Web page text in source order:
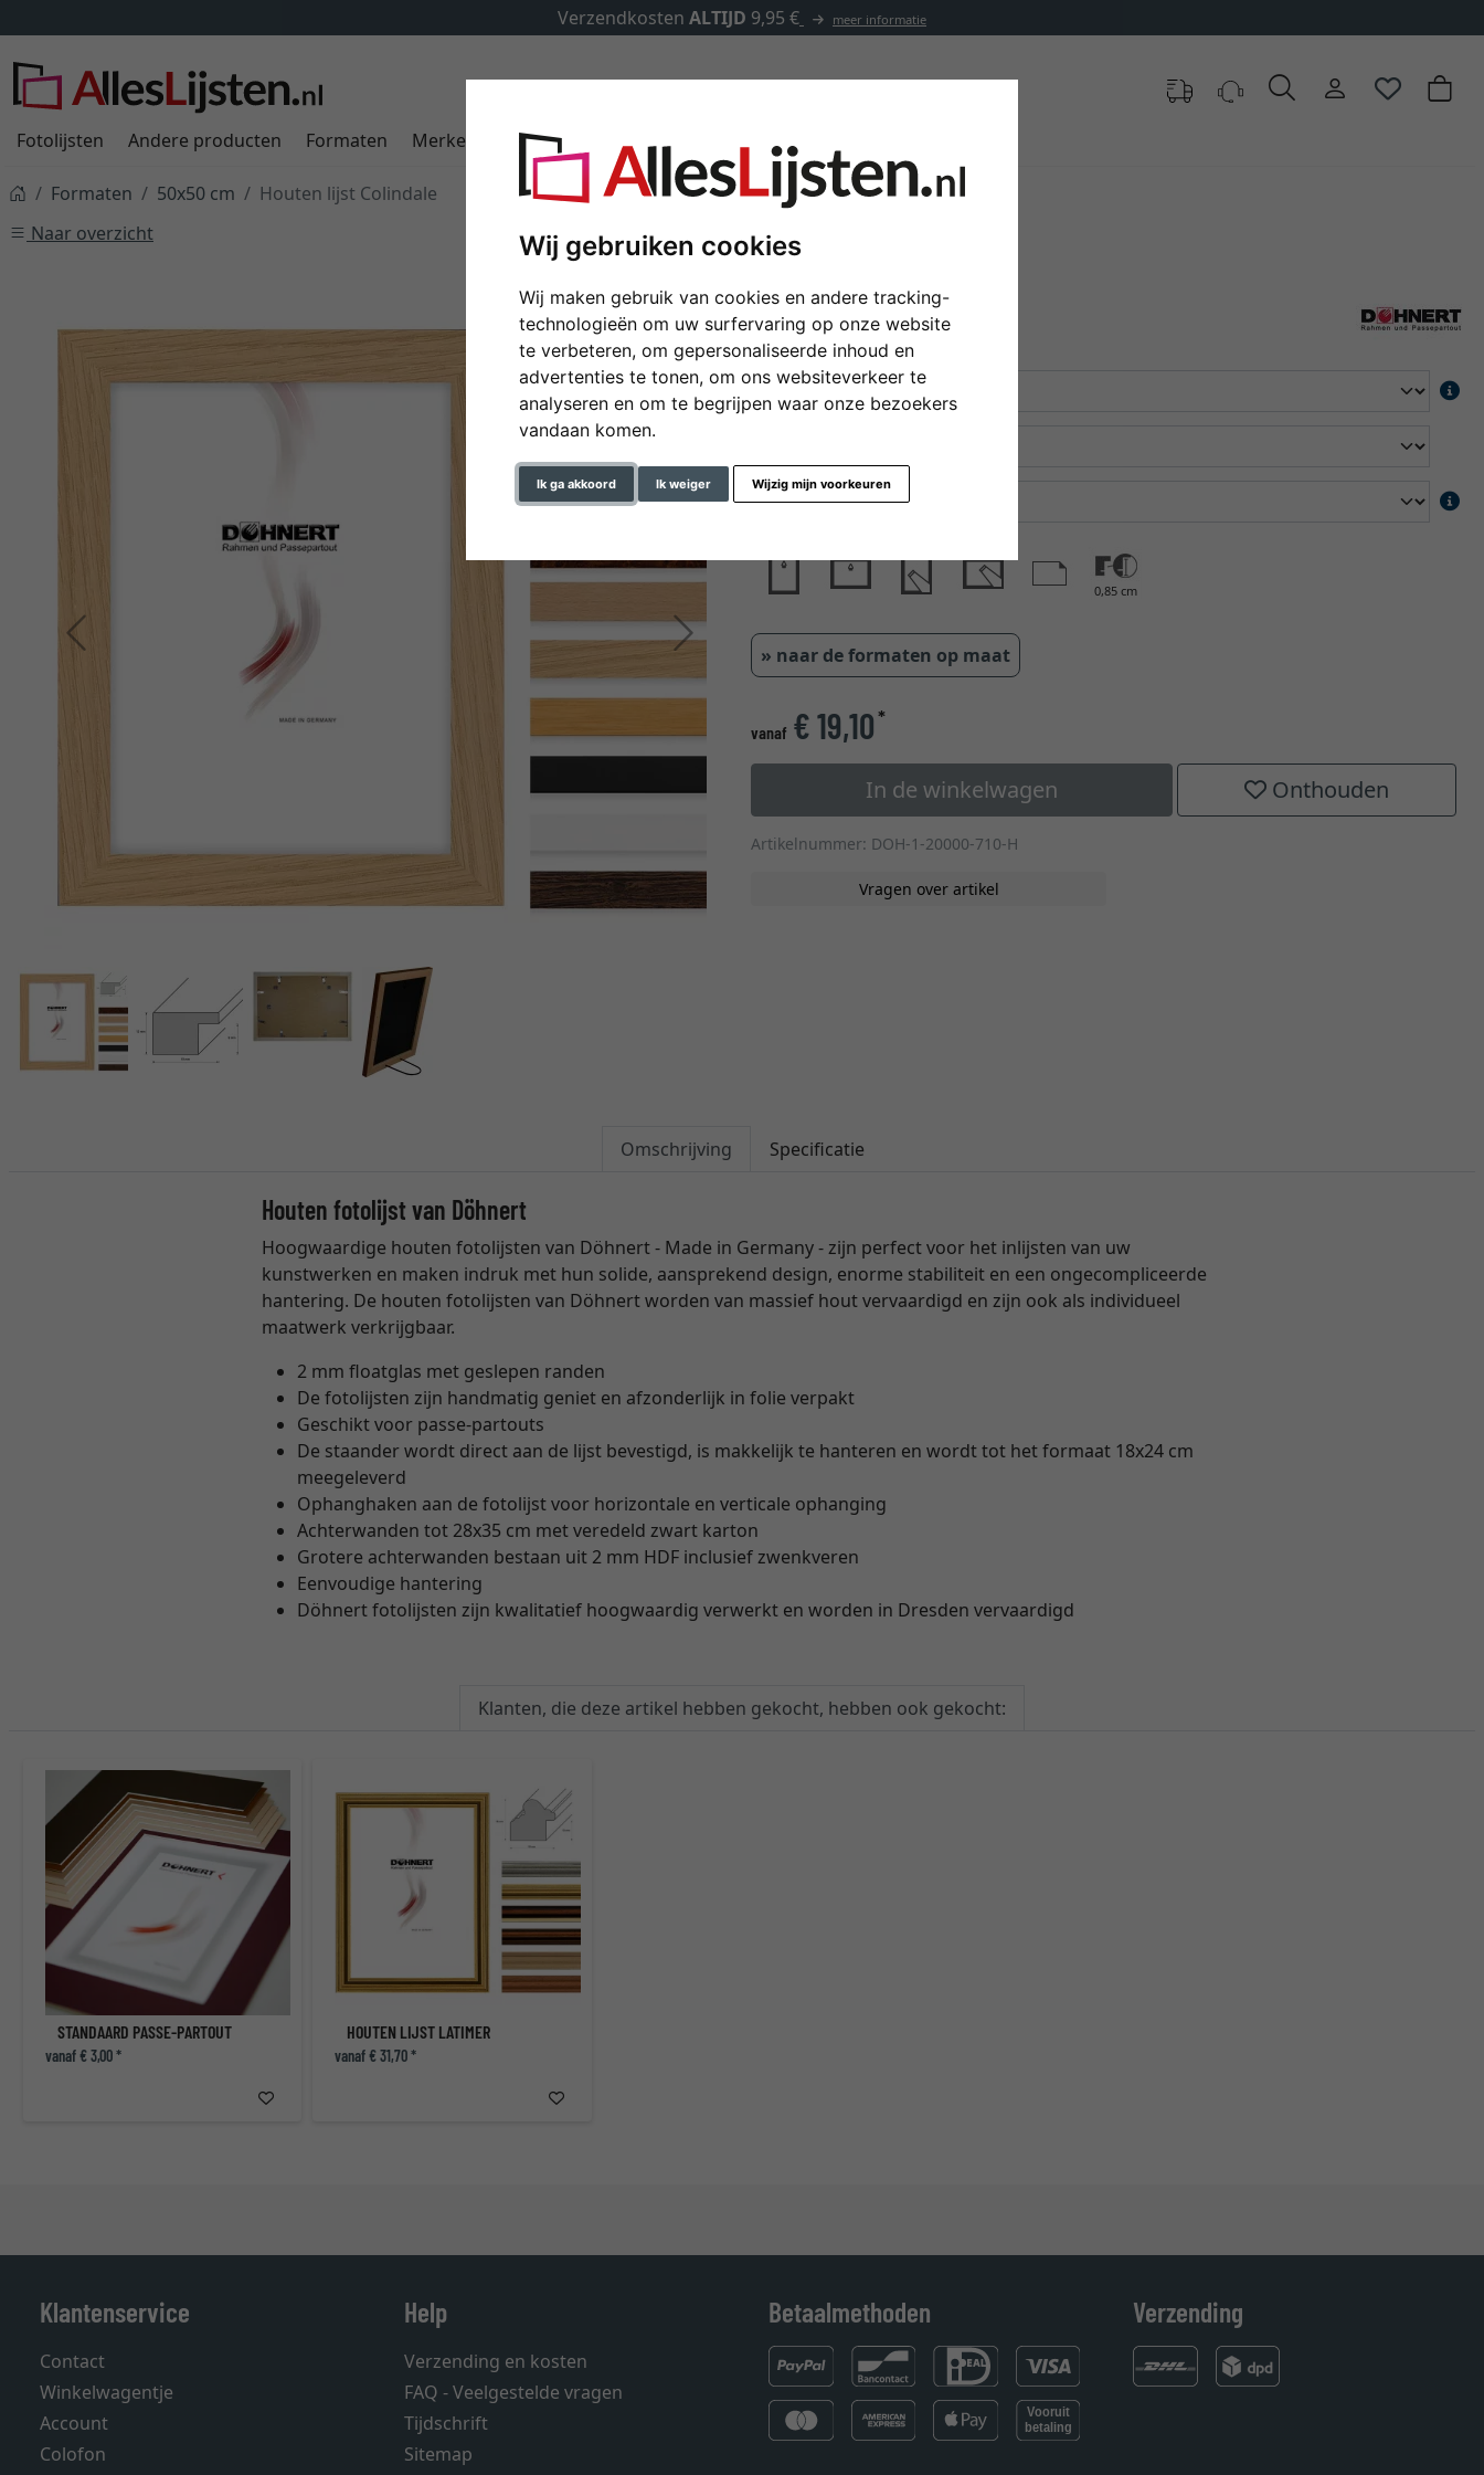
Wij gebruiken cookies
Wij maken gebruik van cookies en andere tracking-
technologieën om uw surfervaring op onze website
te verbeteren, om gepersonaliseerde inhoud en
advertenties te tonen, om ons websiteverkeer te
analyseren en om te begrijpen waar onze bezoekers
vandaan komen.
Ik ga akkoord Ik weiger Wijzig mijn voorkeuren
Verzendkosten ALTIJD 9,95 € meer informatie
Fotolijsten Andere producten Formaten Merken Lijsten op maat Passe-partouts
Formaten 50x50 cm
Houten lijst Colindale
Naar overzicht
Terug Verder
Houten lijst Colindale
formaat
glastype
0,85 cm
» naar de formaten op maat
vanaf € 19,10*
In de winkelwagen Onthouden
Artikelnummer: DOH-1-20000-710-H
Vragen over artikel
Omschrijving Specificatie
Houten fotolijst van Döhnert
Hoogwaardige houten fotolijsten van Döhnert - Made in Germany - zijn perfect voor het inlijsten van uw
kunstwerken en maken indruk met hun solide, aansprekend design, enorme stabiliteit en een ongecompliceerde
hantering. De houten fotolijsten van Döhnert worden van massief hout vervaardigd en zijn ook als individueel
maatwerk verkrijgbaar.
2 mm floatglas met geslepen randen
De fotolijsten zijn handmatig geniet en afzonderlijk in folie verpakt
Geschikt voor passe-partouts
De staander wordt direct aan de lijst bevestigd, is makkelijk te hanteren en wordt tot het formaat 18x24 cm
meegeleverd
Ophanghaken aan de fotolijst voor horizontale en verticale ophanging
Achterwanden tot 28x35 cm met veredeld zwart karton
Grotere achterwanden bestaan uit 2 mm HDF inclusief zwenkveren
Eenvoudige hantering
Döhnert fotolijsten zijn kwalitatief hoogwaardig verwerkt en worden in Dresden vervaardigd
Klanten, die deze artikel hebben gekocht, hebben ook gekocht:
STANDAARD PASSE-PARTOUT
vanaf € 3,00 *
HOUTEN LIJST LATIMER
vanaf € 31,70 *
Klantenservice
Contact
Winkelwagentje
Account
Colofon
Help
Verzending en kosten
FAQ - Veelgestelde vragen
Tijdschrift
Sitemap
Betaalmethoden Verzending